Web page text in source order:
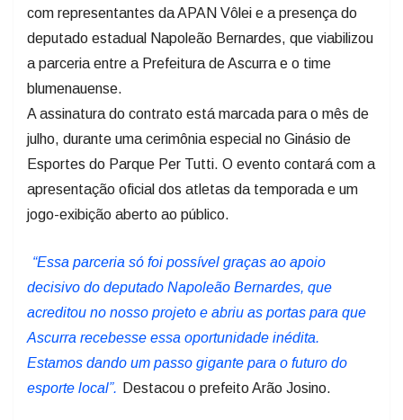
com representantes da APAN Vôlei e a presença do
deputado estadual Napoleão Bernardes, que viabilizou
a parceria entre a Prefeitura de Ascurra e o time
blumenauense.
A assinatura do contrato está marcada para o mês de
julho, durante uma cerimônia especial no Ginásio de
Esportes do Parque Per Tutti. O evento contará com a
apresentação oficial dos atletas da temporada e um
jogo-exibição aberto ao público.
“Essa parceria só foi possível graças ao apoio
decisivo do deputado Napoleão Bernardes, que
acreditou no nosso projeto e abriu as portas para que
Ascurra recebesse essa oportunidade inédita.
Estamos dando um passo gigante para o futuro do
esporte local”. Destacou o prefeito Arão Josino.